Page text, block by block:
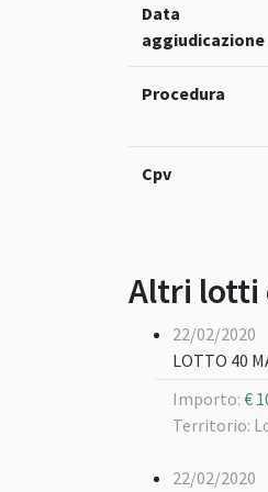
Data
aggiudicazione
Procedura
Cpv
Altri lotti
22/02/2020
LOTTO 40
Importo: €
Territorio:
22/02/2020